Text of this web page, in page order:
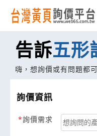
告訴五形
嗨，想詢價或有問題都
詢價資訊
詢價需求